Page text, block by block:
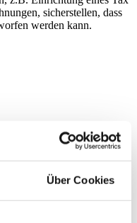
Über Cookies
sicherstellen, dass
werden kann.
– die
müssen“
Umsatzsteuerbetrug ihrer